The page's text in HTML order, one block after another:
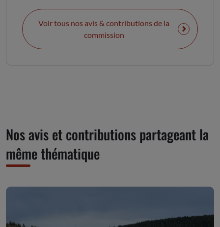
Voir tous nos avis & contributions de la
commission
Nos avis et contributions partageant la
même thématique